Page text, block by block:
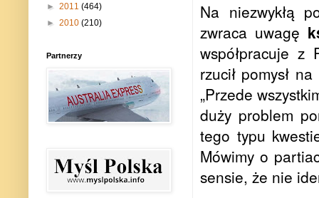
Na niezwykłą
zwraca uwagę
współpracuje z
rzucił pomysł
„Przede
duży problem
tego typu
Mówimy o
sensie, że nie
► 2011 (464)
► 2010 (210)
Partnerzy